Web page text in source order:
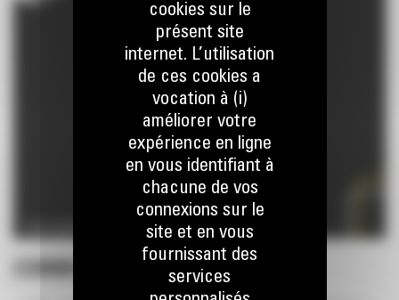
COMMENT PARTICIPER ?
cookies sur le
présent site
internet. L’utilisation
de ces cookies a
vocation à (i)
améliorer votre
expérience en ligne
en vous identifiant à
chacune de vos
connexions sur le
site et en vous
fournissant des
services